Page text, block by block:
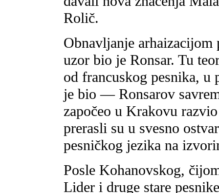
Rolič.
Obnavljanje
uzor bio je Ronsar. Tu
od francuskog pesnika, u
je bio — Ronsarov
započeo u Krakovu
prerasli su u svesno
pesničkog jezika na
Posle Kohanovskog,
Lider i druge stare